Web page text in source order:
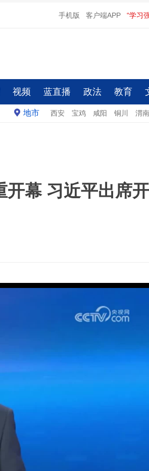
手机版 客户端APP “学习
视频 蓝直播 政法 教育
地市 西安 宝鸡 咸阳 铜川 渭南
幕 习近平出席